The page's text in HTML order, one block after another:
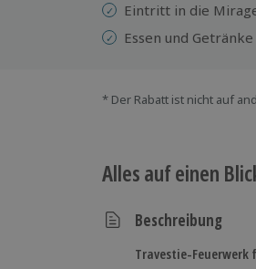
Eintritt in die
Essen und
* Der Rabatt ist nicht auf
Alles auf einen
Beschreibung
Travestie-Feuerwerk